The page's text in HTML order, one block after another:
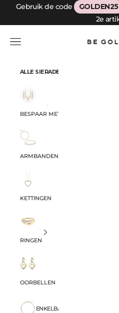
Naar inhoudGebruik de code GOLDEN25
2e
Menu
ALLE SIERADEN
BESPAAR MET ONZE SETS
ARMBANDEN
KETTINGEN
RINGEN
OORBELLEN
ENKELBANDJES